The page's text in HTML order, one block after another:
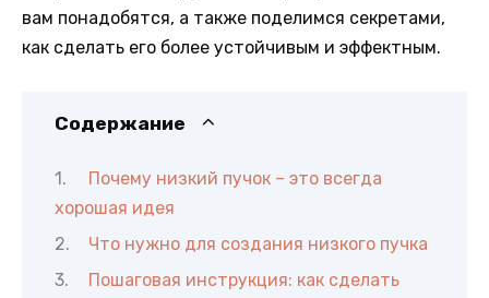
вам понадобятся, а также поделимся секретами,
как сделать его более устойчивым и эффектным.
Содержание
Почему низкий пучок – это всегда
хорошая идея
Что нужно для создания низкого пучка
Пошаговая инструкция: как сделать